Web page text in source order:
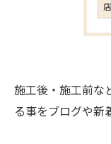
施工後・施工前な
る事をブログや新